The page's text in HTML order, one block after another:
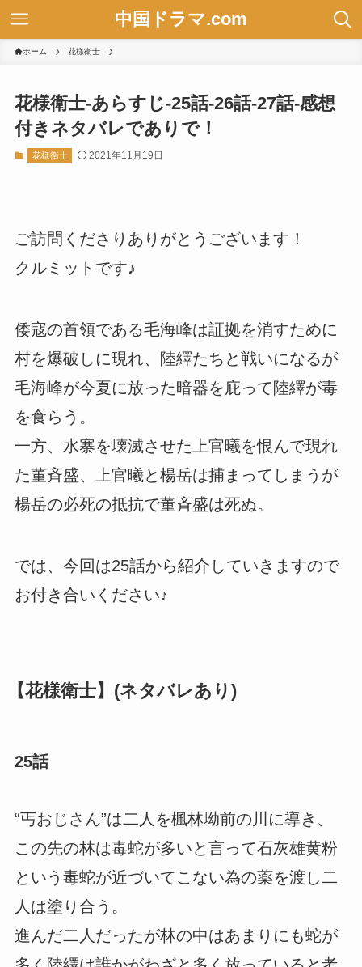
中国ドラマ.com
ホーム 花様衛士
花様衛士-あらすじ-25話-26話-27話-感想
付きネタバレでありで！
花様衛士 2021年11月19日
ご訪問くださりありがとうございます！
クルミットです♪
倭寇の首領である毛海峰は証拠を消すために
村を爆破しに現れ、陸繹たちと戦いになるが
毛海峰が今夏に放った暗器を庇って陸繹が毒
を食らう。
一方、水寨を壊滅させた上官曦を恨んで現れ
た董斉盛、上官曦と楊岳は捕まってしまうが
楊岳の必死の抵抗で董斉盛は死ぬ。
では、今回は25話から紹介していきますので
お付き合いください♪
【花様衛士】(ネタバレあり)
25話
“丐おじさん”は二人を楓林坳前の川に導き、
この先の林は毒蛇が多いと言って石灰雄黄粉
という毒蛇が近づいてこない為の薬を渡し二
人は塗り合う。
進んだ二人だったが林の中はあまりにも蛇が